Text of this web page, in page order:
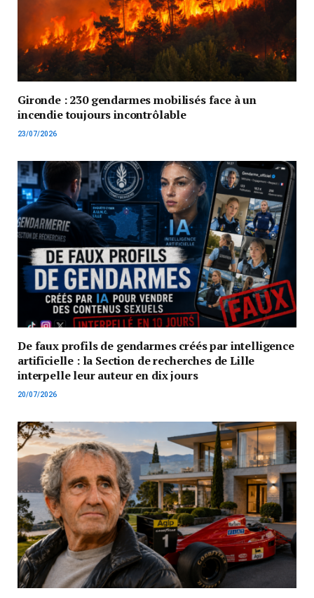
Gironde : 230 gendarmes mobilisés face à un
incendie toujours incontrôlable
23/07/2026
De faux profils de gendarmes créés par intelligence
artificielle : la Section de recherches de Lille
interpelle leur auteur en dix jours
20/07/2026